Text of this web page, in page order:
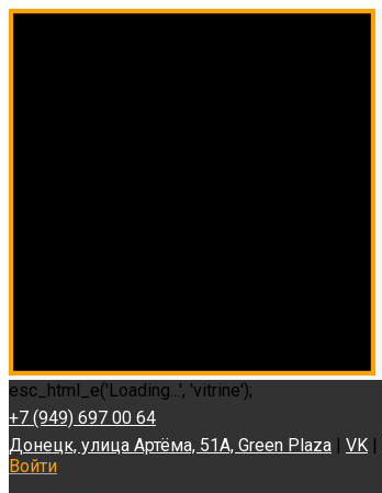
esc_html_e('Loading...', 'vitrine');
+7 (949) 697 00 64
Донецк, улица Артёма, 51А, Green Plaza | VK |
Войти